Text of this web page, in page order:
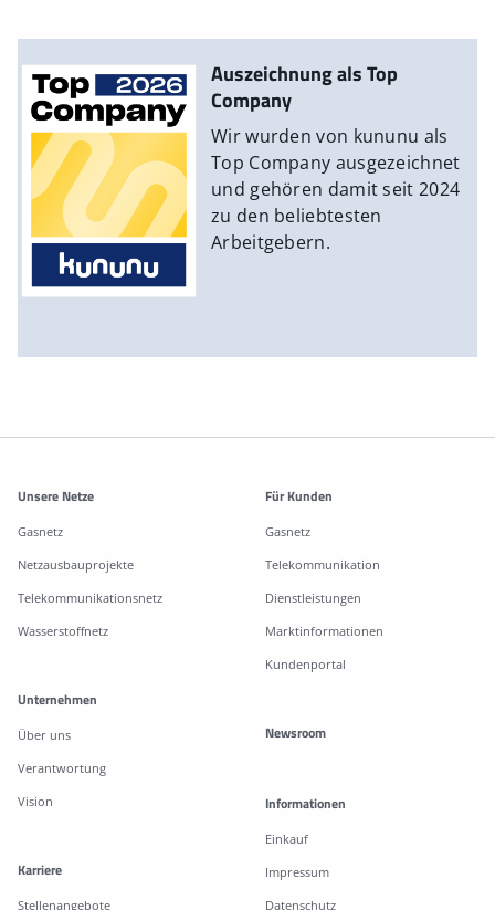
Auszeichnung als Top
Company
Wir wurden von kununu als
Top Company ausgezeichnet
und gehören damit seit 2024
zu den beliebtesten
Arbeitgebern.
Weitere Informationen
Unsere Netze
Gasnetz
Netzausbauprojekte
Telekommunikationsnetz
Wasserstoffnetz
Für Kunden
Gasnetz
Telekommunikation
Dienstleistungen
Marktinformationen
Kundenportal
Unternehmen
Über uns
Verantwortung
Vision
Karriere
Stellenangebote
Newsroom
Informationen
Einkauf
Impressum
Datenschutz